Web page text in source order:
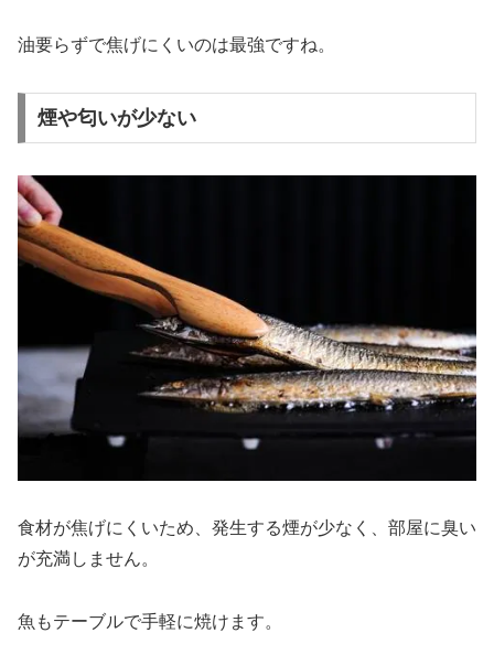
油要らずで焦げにくいのは最強ですね。
煙や匂いが少ない
食材が焦げにくいため、発生する煙が少なく、部屋に臭い
が充満しません。
魚もテーブルで手軽に焼けます。